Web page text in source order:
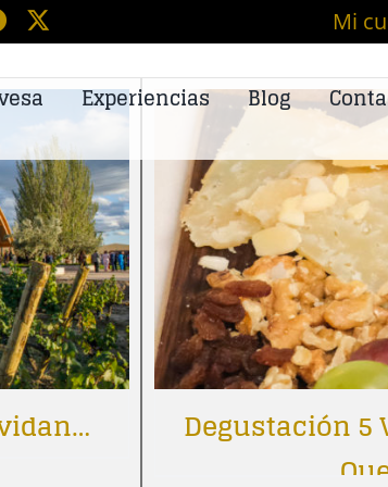
Mi
Experiencias Blog
Degustación 5